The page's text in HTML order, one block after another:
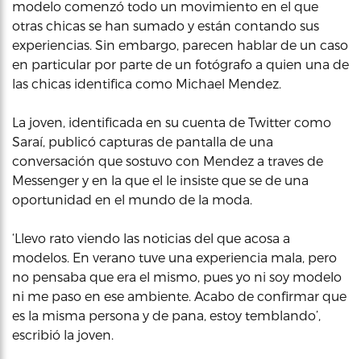
modelo comenzó todo un movimiento en el que
otras chicas se han sumado y están contando sus
experiencias. Sin embargo, parecen hablar de un caso
en particular por parte de un fotógrafo a quien una de
las chicas identifica como Michael Mendez.
La joven, identificada en su cuenta de Twitter como
Saraí, publicó capturas de pantalla de una
conversación que sostuvo con Mendez a traves de
Messenger y en la que el le insiste que se de una
oportunidad en el mundo de la moda.
‘Llevo rato viendo las noticias del que acosa a
modelos. En verano tuve una experiencia mala, pero
no pensaba que era el mismo, pues yo ni soy modelo
ni me paso en ese ambiente. Acabo de confirmar que
es la misma persona y de pana, estoy temblando’,
escribió la joven.